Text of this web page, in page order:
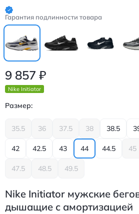
Гарантия подлинности товара
9 857 ₽
Nike Initiator
Размер:
35.5 36 37.5 38 38.5
42 42.5 43 44 44.5 45
47.5 48.5 49.5
Nike Initiator мужские
дышащие с амортизацией